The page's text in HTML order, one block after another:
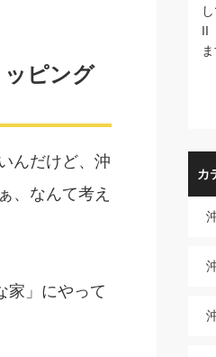
ッピング
んだけど、沖
、なんて考え
家」にやって
II
ま
カ